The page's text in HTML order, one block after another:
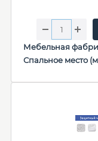
Мебельная
Спальное место